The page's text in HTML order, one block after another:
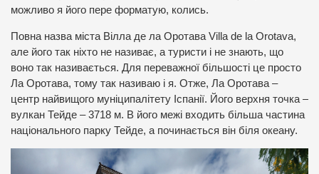
можливо я його пере форматую, колись.
Повна назва міста Вілла де ла Оротава Villa de la Orotava,
але його так ніхто не називає, а туристи і не знають, що
воно так називається. Для переважної більшості це просто
Ла Оротава, тому так називаю і я. Отже, Ла Оротава –
центр найвищого муніципалітету Іспанії. Його верхня точка –
вулкан Тейде – 3718 м. В його межі входить більша частина
національного парку Тейде, а починається він біля океану.